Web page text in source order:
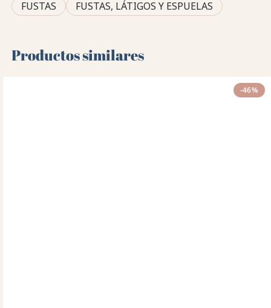
FUSTAS FUSTAS, LÁTIGOS Y ESPUELAS
Productos similares
-46%